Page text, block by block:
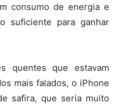
consumo de energia e
suficiente para ganhar
quentes que estavam
mais falados, o iPhone
safira, que seria muito